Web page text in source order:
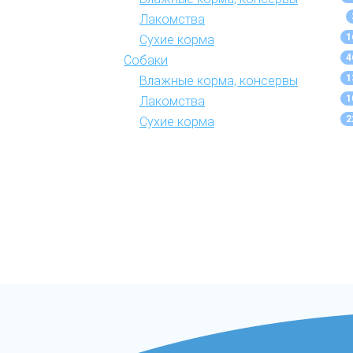
Лакомства
Сухие корма
Собаки
Влажные корма, консервы
Лакомства
Сухие корма